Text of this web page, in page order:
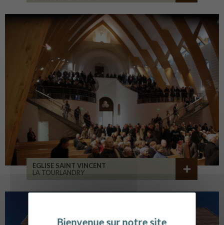
EGLISE SAINT VINCENT
LA TOURLANDRY